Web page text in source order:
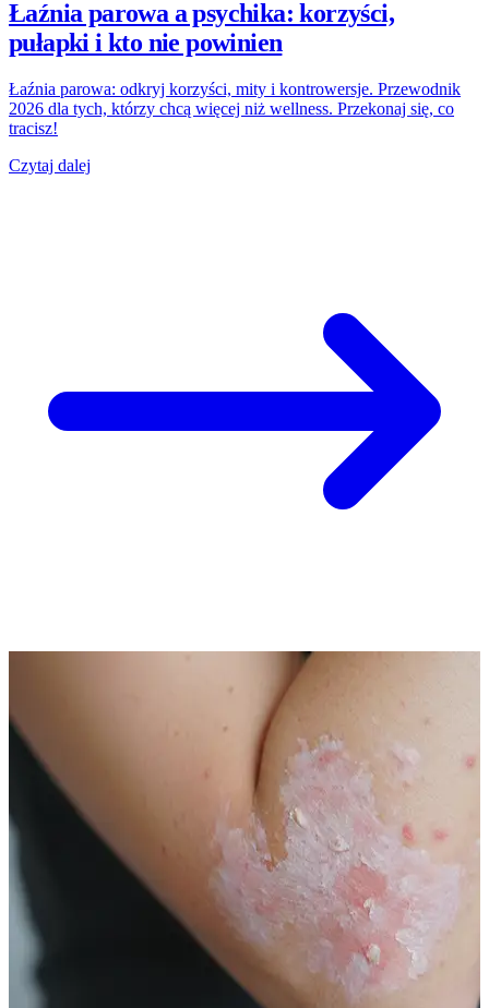
Łaźnia parowa a psychika: korzyści,
pułapki i kto nie powinien
Łaźnia parowa: odkryj korzyści, mity i kontrowersje. Przewodnik
2026 dla tych, którzy chcą więcej niż wellness. Przekonaj się, co
tracisz!
Czytaj dalej